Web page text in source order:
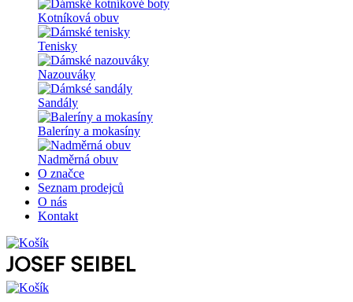
Kotníková obuv
Tenisky
Nazouváky
Sandály
Baleríny a mokasíny
Nadměrná obuv
O značce
Seznam prodejců
O nás
Kontakt